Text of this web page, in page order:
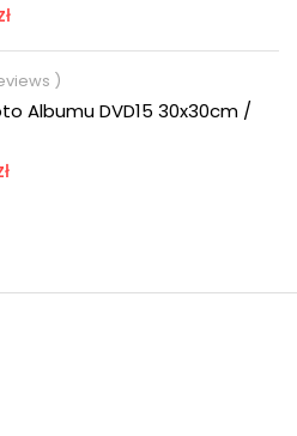
)
Albumu DVD15 30x30cm /